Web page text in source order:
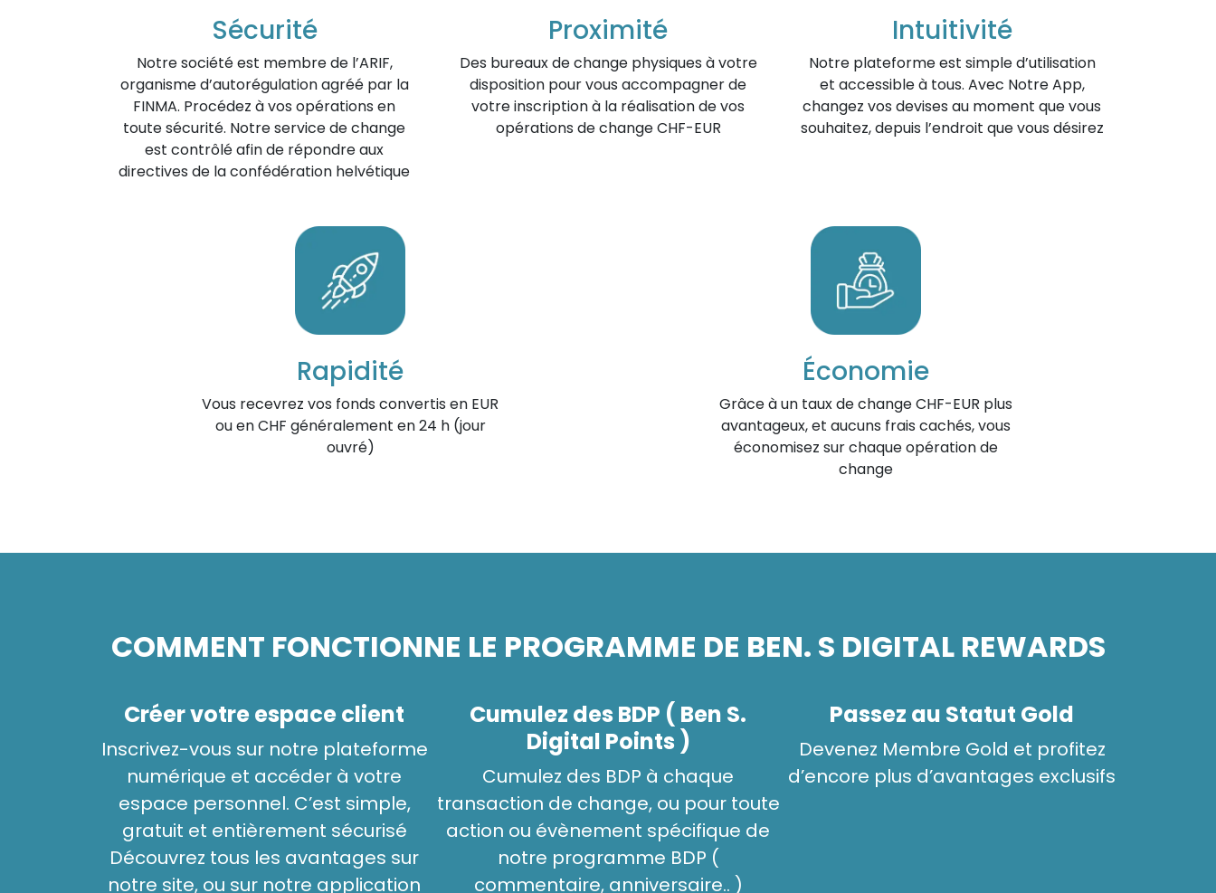
Sécurité
Notre société est membre de l’ARIF,
organisme d’autorégulation agréé par la
FINMA. Procédez à vos opérations en
toute sécurité. Notre service de change
est contrôlé afin de répondre aux
directives de la confédération helvétique
Proximité
Des bureaux de change physiques à votre
disposition pour vous accompagner de
votre inscription à la réalisation de vos
opérations de change CHF-EUR
Intuitivité
Notre plateforme est simple d’utilisation
et accessible à tous. Avec Notre App,
changez vos devises au moment que vous
souhaitez, depuis l’endroit que vous désirez
Rapidité
Vous recevrez vos fonds convertis en EUR
ou en CHF généralement en 24 h (jour
ouvré)
Économie
Grâce à un taux de change CHF-EUR plus
avantageux, et aucuns frais cachés, vous
économisez sur chaque opération de
change
COMMENT FONCTIONNE LE PROGRAMME DE BEN. S DIGITAL REWARDS
Créer votre espace client
Inscrivez-vous sur notre plateforme
numérique et accéder à votre
espace personnel. C’est simple,
gratuit et entièrement sécurisé
Découvrez tous les avantages sur
notre site, ou sur notre application
Cumulez des BDP ( Ben S.
Digital Points )
Cumulez des BDP à chaque
transaction de change, ou pour toute
action ou évènement spécifique de
notre programme BDP (
commentaire, anniversaire.. )
Passez au Statut Gold
Devenez Membre Gold et profitez
d’encore plus d’avantages exclusifs